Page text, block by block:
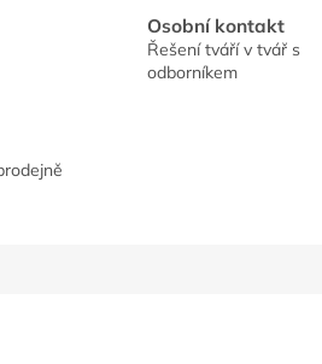
Osobní kontakt
Řešení tváří v tvář s
odborníkem